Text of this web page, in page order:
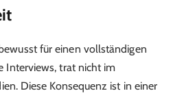
bewusst für einen vollständigen
Interviews, trat nicht im
Diese Konsequenz ist in einer